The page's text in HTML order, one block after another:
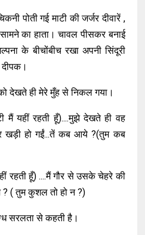
पोती गई माटी की जर्जर दीवारें ,
का हाता। चावल पीसकर बनाई
के बीचोंबीच रखा अपनी सिंदूरी
को देखते ही मेरे मुँह से निकल गया।
मैं यहीं रहती हूँ)....मुझे देखते ही वह
हो गईं...तें कब आये ?(तुम कब
रहती हूँ) ....मैं गौर से उसके चेहरे की
( तुम कुशल तो हो न ?)
सरलता से कहती है।